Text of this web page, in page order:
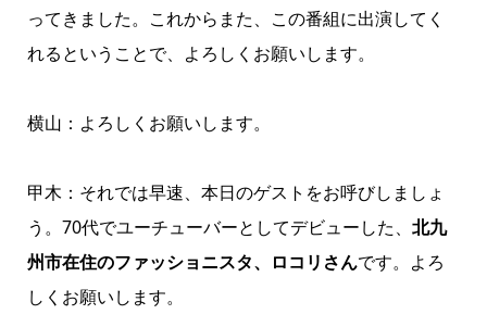
ってきました。これからまた、この番組に出演してく
れるということで、よろしくお願いします。
横山：よろしくお願いします。
甲木：それでは早速、本日のゲストをお呼びしましょ
う。70代でユーチューバーとしてデビューした、 北九
州市在住のファッショニスタ、ロコリさんです。よろ
しくお願いします。